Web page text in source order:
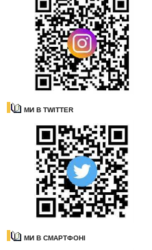
МИ В TWITTER
МИ В СМАРТФОНІ